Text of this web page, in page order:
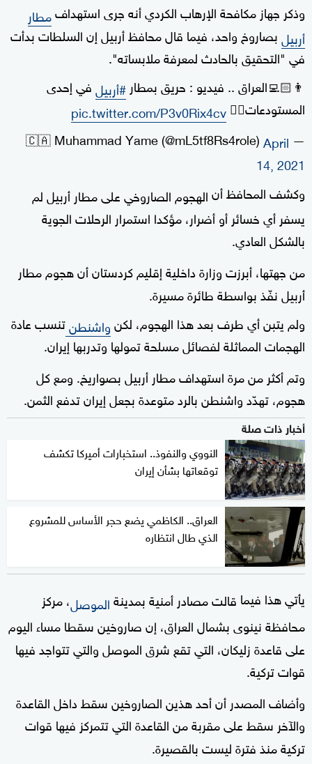
وذكر جهاز مكافحة الإرهاب الكردي أنه جرى استهدافمطار
أربيلبصاروخ واحد، فيما قال محافظ أربيل إن السلطات بدأت
في "التحقيق بالحادث لمعرفة ملابساته".
👨🏻‍💻العراق .. فيديو : حريق بمطار #أربيلفي إحدى
المستودعات👇🏻pic.twitter.com/P3v0Rix4cv
— 🇨🇦 Muhammad Yame (@mL5tf8Rs4role)
April
14, 2021
وكشف المحافظ أنالهجوم الصاروخي على مطار أربيل لم
يسفر أي خسائر أو أضرار، مؤكدا استمرار الرحلات الجوية
بالشكل العادي.
من جهتها، أبرزت وزارة داخلية إقليم كردستان أن هجوم مطار
أربيل نفّذ بواسطة طائرة مسيرة.
ولم يتبن أي طرف بعد هذا الهجوم، لكنواشنطنتنسب عادة
الهجمات المماثلة لفصائل مسلحة تمولها وتدربها إيران.
وتم أكثر من مرة استهداف مطار أربيل بصواريخ. ومع كل
هجوم، تهدّد واشنطن بالرد متوعدة بجعل إيران تدفع الثمن.
أخبار ذات صلة
النووي والنفوذ.. استخبارات أميركا تكشف
توقعاتها بشأن إيران
العراق.. الكاظمي يضع حجر الأساس للمشروع
الذي طال انتظاره
يأتي هذا فيما قالت مصادر أمنية بمدينةالموصل، مركز
محافظة نينوى بشمال العراق، إن صاروخين سقطا مساء اليوم
على قاعدة زليكان، التي تقع شرق الموصل والتي تتواجد فيها
قوات تركية.
وأضاف المصدر أن أحد هذين الصاروخين سقط داخل القاعدة
والآخر سقط على مقربة من القاعدة التي تتمركز فيها قوات
تركية منذ فترة ليست بالقصيرة.